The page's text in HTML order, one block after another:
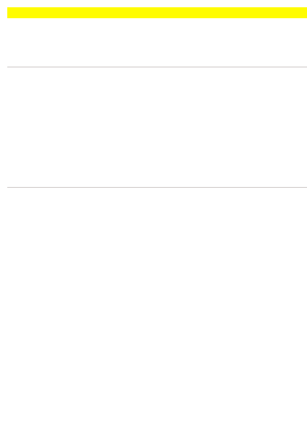
Wiederholenden Inhalt überspringen